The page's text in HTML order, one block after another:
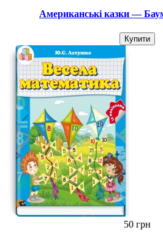
Американські казки —
Купити
50 грн